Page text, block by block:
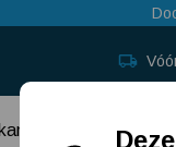
Keuzehulp →